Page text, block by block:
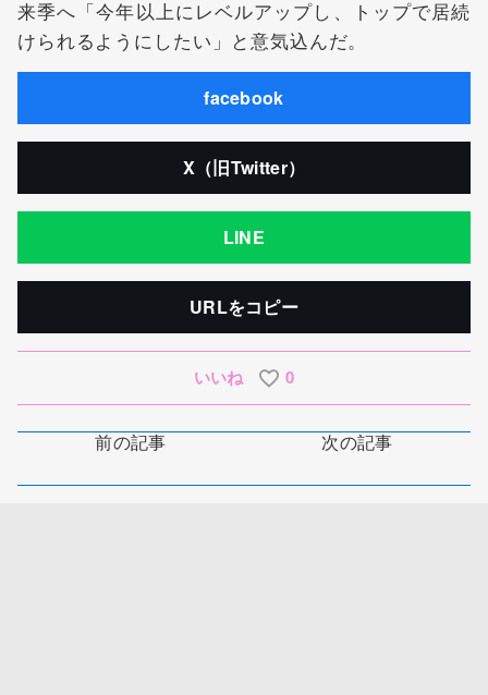
来季へ「今年以上にレベルアップし、トップで居続
けられるようにしたい」と意気込んだ。
facebook
X（旧Twitter）
LINE
URLをコピー
いいね 0
前の記事 次の記事